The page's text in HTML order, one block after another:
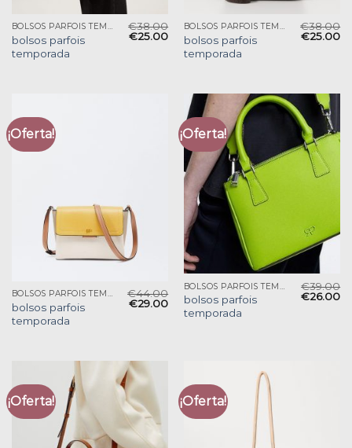
BOLSOS PARFOIS TEMPORADA
bolsos parfois
temporada
€38.00
€25.00
BOLSOS PARFOIS TEMPORADA
bolsos parfois
temporada
€38.00
€25.00
¡Oferta!
BOLSOS PARFOIS TEMPORADA
bolsos parfois
temporada
€44.00
€29.00
¡Oferta!
BOLSOS PARFOIS TEMPORADA
bolsos parfois
temporada
€39.00
€26.00
¡Oferta! ¡Oferta!